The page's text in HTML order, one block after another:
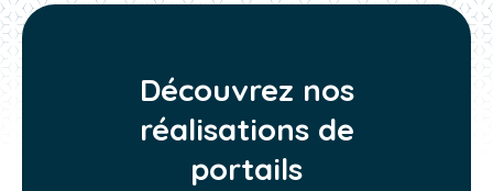
Découvrez nos
réalisations de
portails